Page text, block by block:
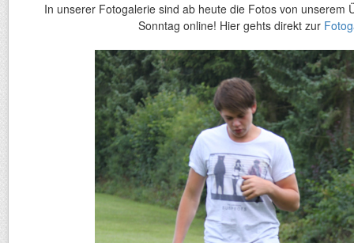
In unserer Fotogalerie sind ab heute die Fotos von unserem
Sonntag online! Hier gehts direkt zur